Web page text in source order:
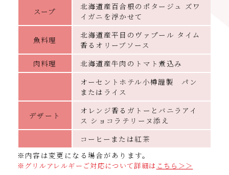
スープ
北海道産百合根のポタージュ ズワ
イガニを浮かせて
魚料理
北海道産平目のヴァプール タイム
香るオリーブソース
肉料理
北海道産牛肉のトマト煮込み
オーセントホテル小樽謹製 パン
またはライス
デザート
オレンジ香るガトーとバニラアイ
ス ショコラテリーヌ添え
コーヒーまたは紅茶
※内容は変更になる場合があります。
※グリルアレルギーご対応について詳細は こちら＞＞